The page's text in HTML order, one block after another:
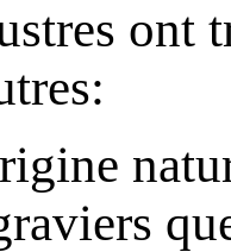
ont